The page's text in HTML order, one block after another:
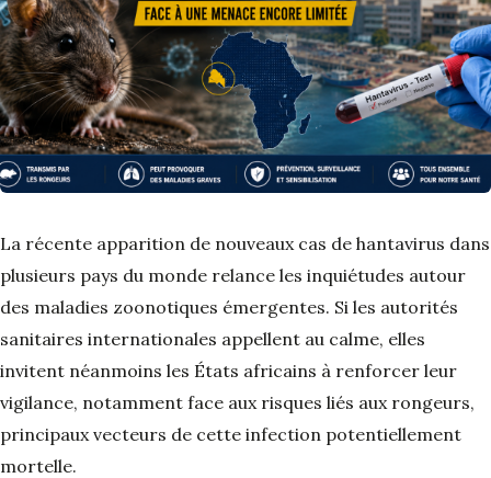
La récente apparition de nouveaux cas de hantavirus dans
plusieurs pays du monde relance les inquiétudes autour
des maladies zoonotiques émergentes. Si les autorités
sanitaires internationales appellent au calme, elles
invitent néanmoins les États africains à renforcer leur
vigilance, notamment face aux risques liés aux rongeurs,
principaux vecteurs de cette infection potentiellement
mortelle.